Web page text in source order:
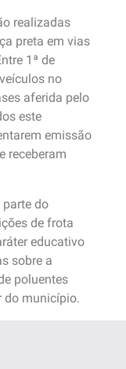
realizadas
preta em vias
1ª de
no
aferida pelo
este
emissão
receberam
do
de frota
educativo
sobre a
poluentes
do município.